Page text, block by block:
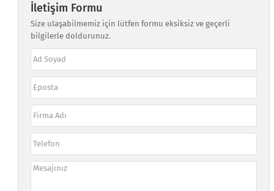
İletişim Formu
Size ulaşabilmemiz için lütfen formu eksiksiz ve geçerli
bilgilerle doldurunuz.